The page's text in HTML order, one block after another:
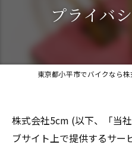
プライバ
東京都小平市でバイクなら
株式会社5cm (以下、「当
ブサイト上で提供するサー